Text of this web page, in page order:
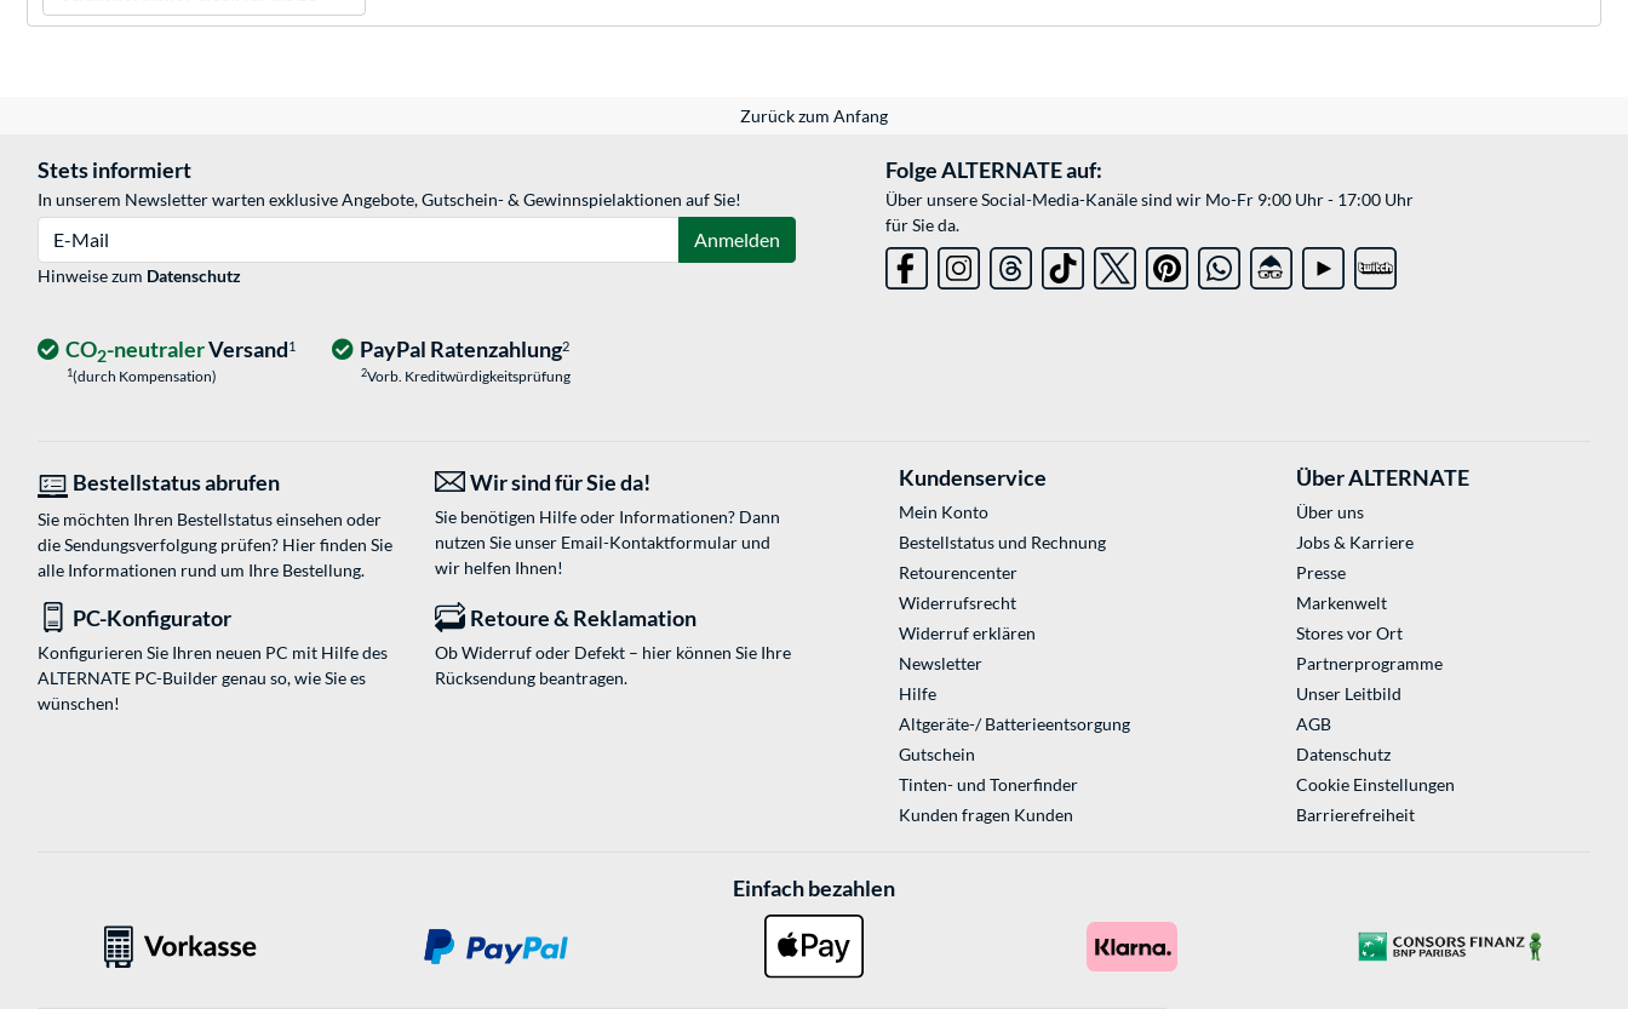
Zurück zum Anfang
Stets informiert
In unserem Newsletter warten exklusive Angebote, Gutschein- & Gewinnspielaktionen auf Sie!
Anmelden
Hinweise zum Datenschutz
Folge ALTERNATE auf:
Über unsere Social-Media-Kanäle sind wir Mo-Fr 9:00 Uhr - 17:00 Uhr
für Sie da.
CO2-neutralerVersand1
1(durch Kompensation)
PayPal Ratenzahlung2
2Vorb. Kreditwürdigkeitsprüfung
Bestellstatus abrufen
Sie möchten Ihren Bestellstatus einsehen oder
die Sendungsverfolgung prüfen? Hier finden Sie
alle Informationen rund um Ihre Bestellung.
Wir sind für Sie da!
Sie benötigen Hilfe oder Informationen? Dann
nutzen Sie unser Email-Kontaktformularund
wir helfen Ihnen!
PC-Konfigurator
Konfigurieren Sie Ihren neuen PC mit Hilfe des
ALTERNATE PC-Builder genau so, wie Sie es
wünschen!
Retoure & Reklamation
Ob Widerruf oder Defekt – hier können Sie Ihre
Rücksendung beantragen.
Kundenservice
Mein Konto
Bestellstatus und Rechnung
Retourencenter
Widerrufsrecht
Widerruf erklären
Newsletter
Hilfe
Altgeräte-/ Batterieentsorgung
Gutschein
Tinten- und Tonerfinder
Kunden fragen Kunden
Über ALTERNATE
Über uns
Jobs & Karriere
Presse
Markenwelt
Stores vor Ort
Partnerprogramme
Unser Leitbild
AGB
Datenschutz
Cookie Einstellungen
Barrierefreiheit
Einfach bezahlen